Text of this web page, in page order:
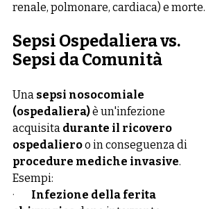
renale, polmonare, cardiaca) e morte.
Sepsi Ospedaliera vs.
Sepsi da Comunità
Una sepsi nosocomiale
(ospedaliera) è un'infezione
acquisita durante il ricovero
ospedaliero o in conseguenza di
procedure mediche invasive.
Esempi:
· Infezione della ferita